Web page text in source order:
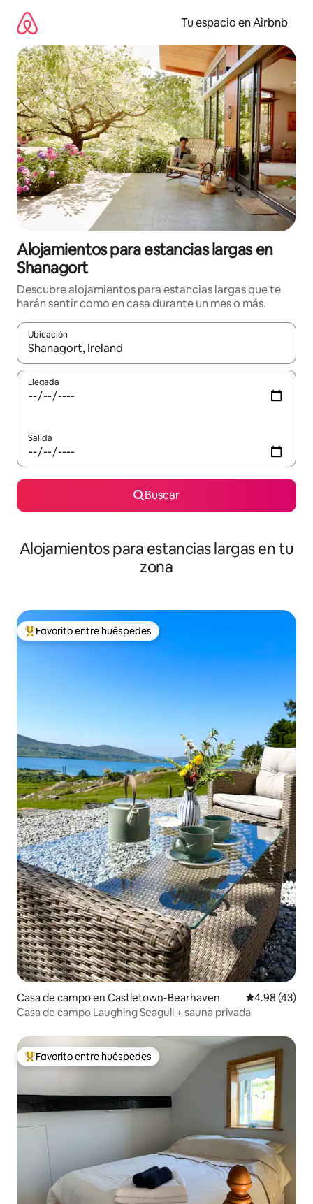
contenido
Tu espacio en Airbnb
Alojamientos para estancias largas en
Shanagort
Descubre alojamientos para estancias largas que te
harán sentir como en casa durante un mes o más.
Ubicación
Cuando los resultados estén disponibles, podrás navegar
Llegada
Salida
Buscar
Alojamientos para estancias largas en tu
zona
De los mejores en Favorito entre huéspedes
Favorito entre huéspedes
Casa de campo en Castletown-Bearhaven Calificación
4.98 (43)
Casa de campo Laughing Seagull + sauna privada
De los mejores en Favorito entre huéspedes
Favorito entre huéspedes